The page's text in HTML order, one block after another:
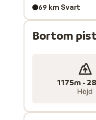
dessutom
Boendeutbudet
till ett idealiskt
69 km Svart
Bortom
1175m -
Höjd